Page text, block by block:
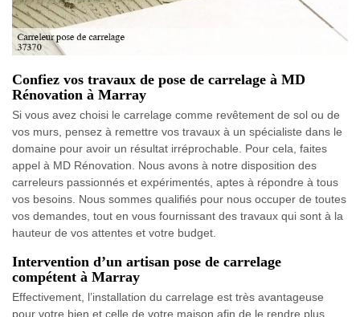
Confiez vos travaux de pose de carrelage à MD
Rénovation à Marray
Si vous avez choisi le carrelage comme revêtement de sol ou de
vos murs, pensez à remettre vos travaux à un spécialiste dans le
domaine pour avoir un résultat irréprochable. Pour cela, faites
appel à MD Rénovation. Nous avons à notre disposition des
carreleurs passionnés et expérimentés, aptes à répondre à tous
vos besoins. Nous sommes qualifiés pour nous occuper de toutes
vos demandes, tout en vous fournissant des travaux qui sont à la
hauteur de vos attentes et votre budget.
Intervention d’un artisan pose de carrelage
compétent à Marray
Effectivement, l’installation du carrelage est très avantageuse
pour votre bien et celle de votre maison afin de le rendre plus